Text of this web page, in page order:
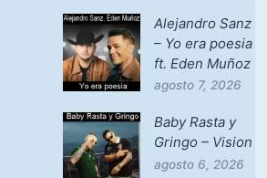
Alejandro Sanz
– Yo era poesia
ft. Eden Muñoz
agosto 7, 2026
Baby Rasta y
Gringo – Vision
agosto 6, 2026